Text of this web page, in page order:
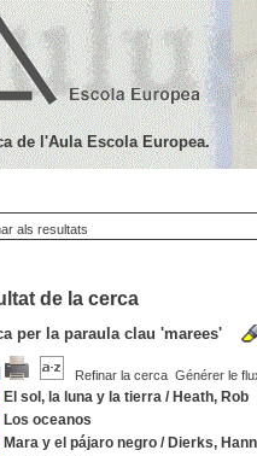
als resultats
de la cerca
per la paraula clau 'marees'
Refinar la cerca Générer le
El sol, la luna y la tierra / Heath, Rob
Los oceanos
Mara y el pájaro negro / Dierks,
de l'Aula Escola Europea.